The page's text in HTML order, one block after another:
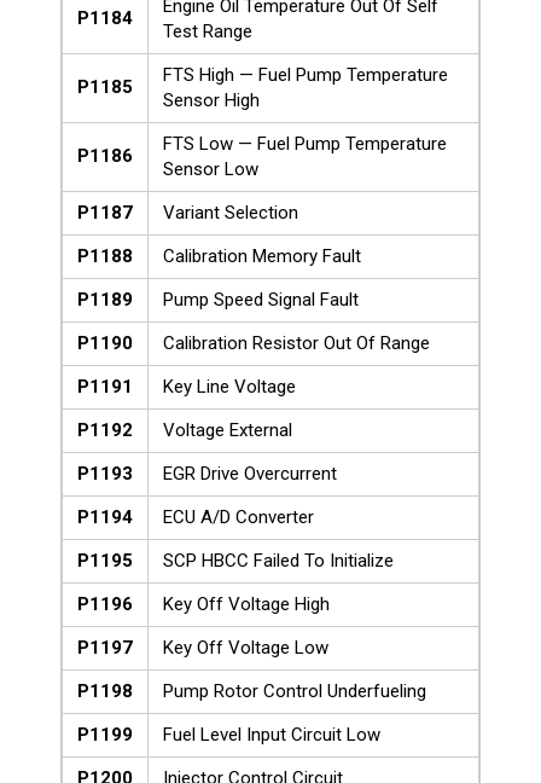
P1184
Engine Oil Temperature Out Of Self
Test Range
P1185
FTS High — Fuel Pump Temperature
Sensor High
P1186
FTS Low — Fuel Pump Temperature
Sensor Low
P1187
Variant Selection
P1188
Calibration Memory Fault
P1189
Pump Speed Signal Fault
P1190
Calibration Resistor Out Of Range
P1191
Key Line Voltage
P1192
Voltage External
P1193
EGR Drive Overcurrent
P1194
ECU A/D Converter
P1195
SCP HBCC Failed To Initialize
P1196
Key Off Voltage High
P1197
Key Off Voltage Low
P1198
Pump Rotor Control Underfueling
P1199
Fuel Level Input Circuit Low
P1200
Injector Control Circuit